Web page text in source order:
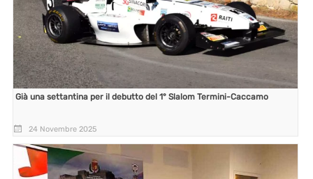
Già una settantina per il debutto del 1° Slalom Termini-Caccamo
24 Novembre 2025